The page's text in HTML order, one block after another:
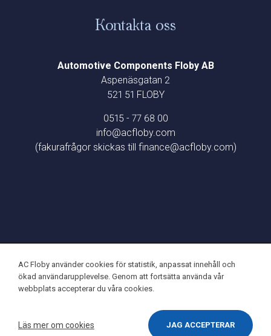
gång. Läs mer om vårKontakta oss
Automotive Components Floby AB
Aspenäsgatan 2
521 51 FLOBY
0515 - 77 68 00
info@acfloby.com
(fakurafrågor skickas till finance@acfloby.com)
© Automotive Components Floby AB - 2026
AC Floby använder cookies för statistik, anpassat innehåll och
ökad användarupplevelse. Genom att fortsätta använda vår
webbplats accepterar du våra cookies.
Läs mer om cookies JAG ACCEPTERAR